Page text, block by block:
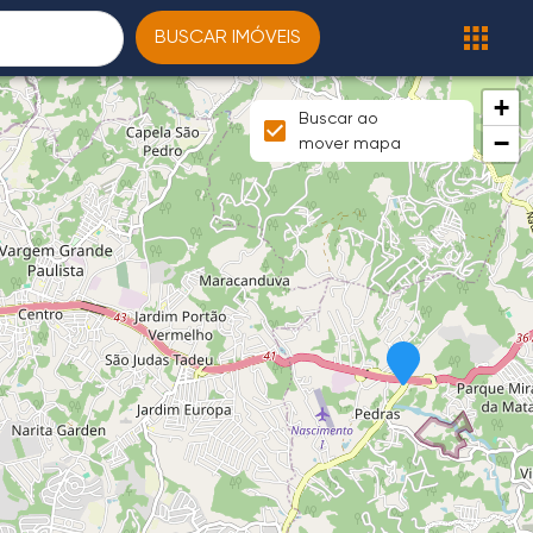
BUSCAR IMÓVEIS
+
−
Buscar ao
mover mapa